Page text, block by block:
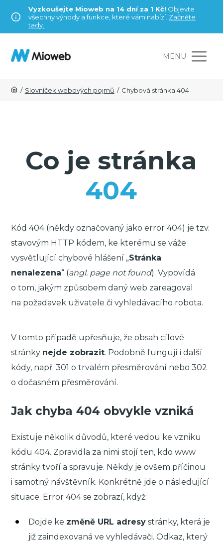
Vyzkoušejte Mioweb na 14 dní za 1 Kč! Objevte
všechny výhody a funkce, které vám nabízí. Začněte
tady.
MENU
/ Slovníček webových pojmů / Chybová stránka 404
Co je stránka
404
Kód 404 (někdy označovaný jako error 404) je tzv.
stavovým HTTP kódem, ke kterému se váže
vysvětlující chybové hlášení „Stránka
nenalezena“ (angl. page not found). Vypovídá
o tom, jakým způsobem daný web zareagoval
na požadavek uživatele či vyhledávacího robota.
V tomto případě upřesňuje, že obsah cílové
stránky nejde zobrazit. Podobně fungují i další
kódy, např. 301 o trvalém přesměrování nebo 302
o dočasném přesměrování.
Jak chyba 404 obvykle vzniká
Existuje několik důvodů, které vedou ke vzniku
kódu 404. Zpravidla za nimi stojí ten, kdo www
stránky tvoří a spravuje. Někdy je ovšem příčinou
i samotný návštěvník. Konkrétně jde o následující
situace. Error 404 se zobrazí, když:
Dojde ke změně URL adresy stránky, která je
již zaindexovaná ve vyhledávači. Odkaz, který